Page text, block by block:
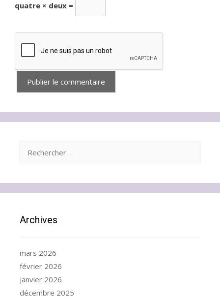
quatre × deux =
Archives
mars 2026
février 2026
janvier 2026
décembre 2025